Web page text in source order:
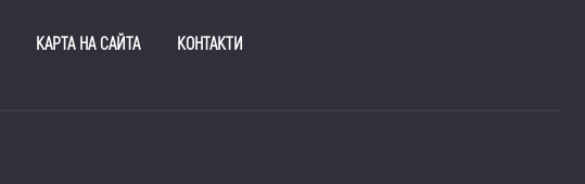
КАРТА НА САЙТА КОНТАКТИ